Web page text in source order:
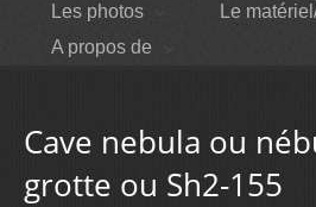
Les photos
Le
A propos de
Cave nebula ou
grotte ou Sh2-155